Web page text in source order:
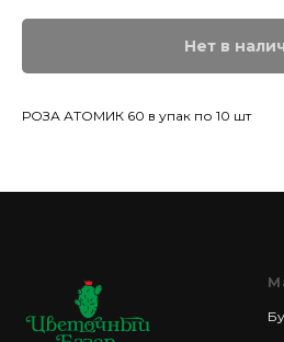
Нет в
РОЗА АТОМИК 60 в упак по 10 шт